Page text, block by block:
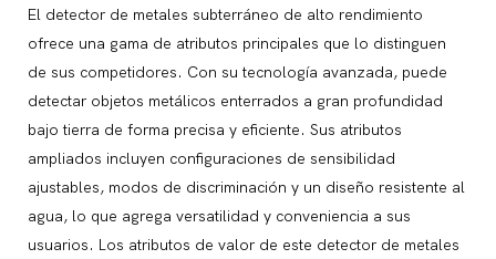
El detector de metales subterráneo de alto rendimiento
ofrece una gama de atributos principales que lo distinguen
de sus competidores. Con su tecnología avanzada, puede
detectar objetos metálicos enterrados a gran profundidad
bajo tierra de forma precisa y eficiente. Sus atributos
ampliados incluyen configuraciones de sensibilidad
ajustables, modos de discriminación y un diseño resistente al
agua, lo que agrega versatilidad y conveniencia a sus
usuarios. Los atributos de valor de este detector de metales